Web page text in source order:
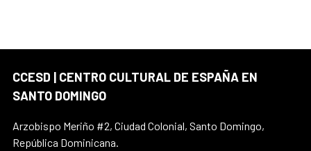
CCESD | CENTRO CULTURAL DE ESPAÑA EN
SANTO DOMINGO
Arzobispo Meriño #2, Ciudad Colonial, Santo Domingo,
República Dominicana.